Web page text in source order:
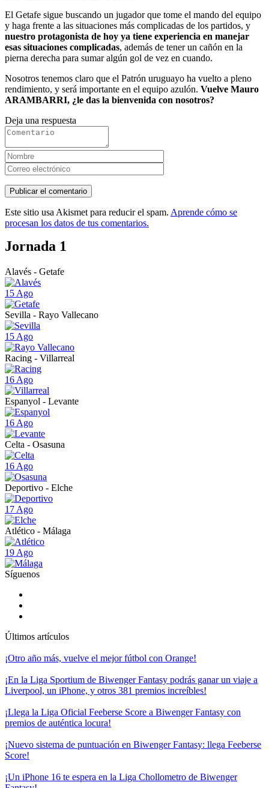
El Getafe sigue buscando un jugador que tome el mando del equipo
y haga frente a las situaciones más complicadas de los partidos, y
nuestro protagonista de hoy ya tiene experiencia en manejar
esas situaciones complicadas, además de tener un cañón en la
pierna derecha para sumar algún gol de vez en cuando.
Nosotros tenemos claro que el Patrón uruguayo ha vuelto a pleno
rendimiento, y será importante en el equipo azulón. Vuelve Mauro
ARAMBARRI, ¿le das la bienvenida con nosotros?
Deja una respuesta
Este sitio usa Akismet para reducir el spam. Aprende cómo se
procesan los datos de tus comentarios.
Jornada 1
Alavés - Getafe
15 Ago
Sevilla - Rayo Vallecano
15 Ago
Racing - Villarreal
16 Ago
Espanyol - Levante
16 Ago
Celta - Osasuna
16 Ago
Deportivo - Elche
17 Ago
Atlético - Málaga
19 Ago
Síguenos
Últimos artículos
¡Otro año más, vuelve el mejor fútbol con Orange!
¡En la Liga Sportium de Biwenger Fantasy podrás ganar un viaje a
Liverpool, un iPhone, y otros 381 premios increíbles!
¡Llega la Liga Oficial Feeberse Score a Biwenger Fantasy con
premios de auténtica locura!
¡Nuevo sistema de puntuación en Biwenger Fantasy: llega Feeberse
Score!
¡Un iPhone 16 te espera en la Liga Chollometro de Biwenger